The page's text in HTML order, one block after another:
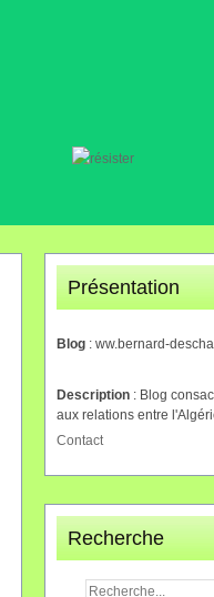
Présentation
Blog : ww.bernard-
Description : Blog
aux relations entre
Contact
Recherche